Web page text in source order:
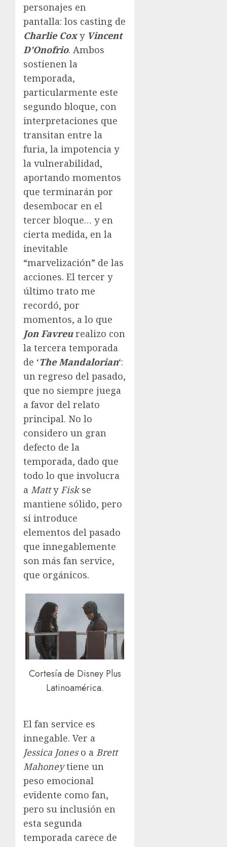
personajes en
pantalla: los casting de
Charlie Coxy Vincent
D’Onofrio. Ambos
sostienen la
temporada,
particularmente este
segundo bloque, con
interpretaciones que
transitan entre la
furia, la impotencia y
la vulnerabilidad,
aportando momentos
que terminarán por
desembocar en el
tercer bloque… y en
cierta medida, en la
inevitable
“marvelización” de las
acciones. El tercer y
último trato me
recordó, por
momentos, a lo que
Jon Favreurealizo con
la tercera temporada
de ‘The Mandalorian‘:
un regreso del pasado,
que no siempre juega
a favor del relato
principal. No lo
considero un gran
defecto de la
temporada, dado que
todo lo que involucra
a MattyFiskse
mantiene sólido, pero
sí introduce
elementos del pasado
que innegablemente
son más fan service,
que orgánicos.
Cortesía de Disney Plus
Latinoamérica.
El fan service es
innegable. Ver a
Jessica Joneso a Brett
Mahoneytiene un
peso emocional
evidente como fan,
pero su inclusión en
esta segunda
temporada carece de